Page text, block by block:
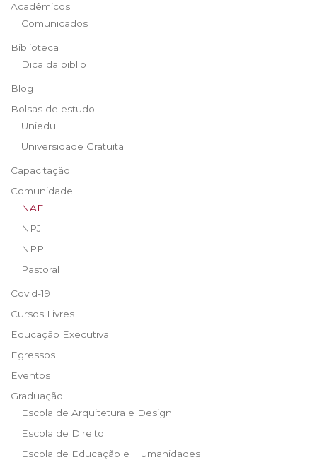
Acadêmicos
Comunicados
Biblioteca
Dica da biblio
Blog
Bolsas de estudo
Uniedu
Universidade Gratuita
Capacitação
Comunidade
NAF
NPJ
NPP
Pastoral
Covid-19
Cursos Livres
Educação Executiva
Egressos
Eventos
Graduação
Escola de Arquitetura e Design
Escola de Direito
Escola de Educação e Humanidades